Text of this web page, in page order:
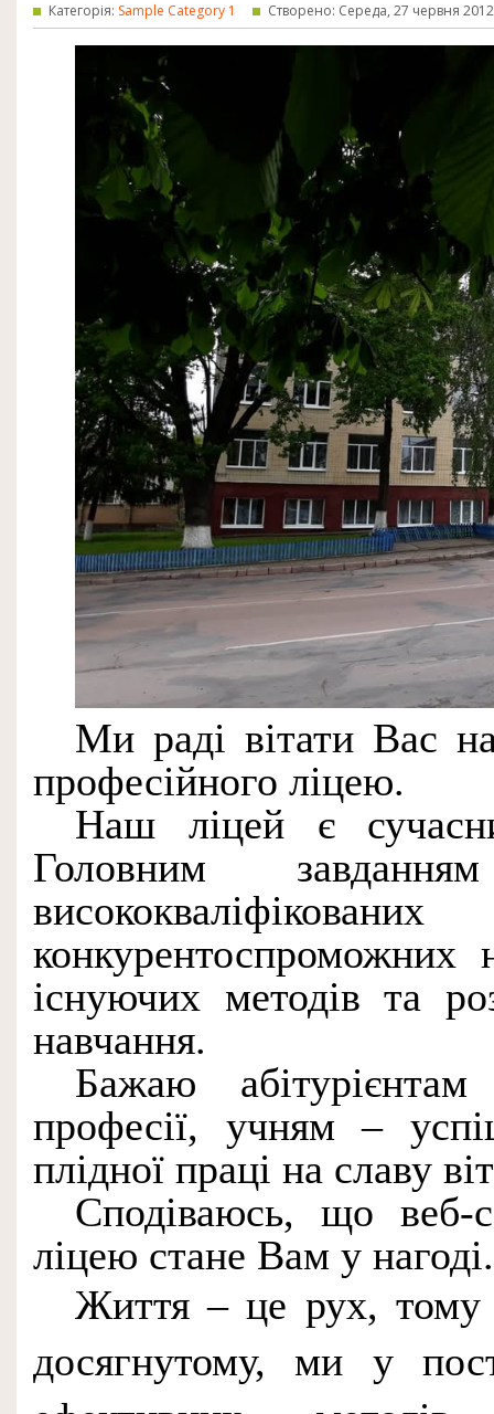
Категорія: Sample Category 1 Створено: Середа, 27 червня
Ми раді вітати Вас
професійного ліцею.
Наш ліцей є
Головним
конкурентоспроможних
існуючих методів та
навчання.
Бажаю
професії, учням –
плідної праці на славу
Сподіваюсь, що веб-
ліцею стане Вам у нагоді.
Життя – це рух, тому
досягнутому, ми у